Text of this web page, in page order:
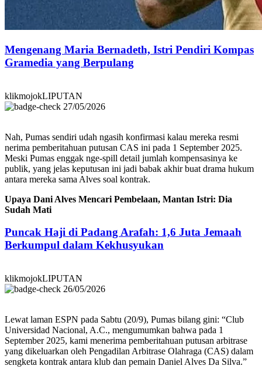
Mengenang Maria Bernadeth, Istri Pendiri Kompas
Gramedia yang Berpulang
klikmojokLIPUTAN
27/05/2026
Nah, Pumas sendiri udah ngasih konfirmasi kalau mereka resmi
nerima pemberitahuan putusan CAS ini pada 1 September 2025.
Meski Pumas enggak nge-spill detail jumlah kompensasinya ke
publik, yang jelas keputusan ini jadi babak akhir buat drama hukum
antara mereka sama Alves soal kontrak.
Upaya Dani Alves Mencari Pembelaan, Mantan Istri: Dia
Sudah Mati
Puncak Haji di Padang Arafah: 1,6 Juta Jemaah
Berkumpul dalam Kekhusyukan
klikmojokLIPUTAN
26/05/2026
Lewat laman ESPN pada Sabtu (20/9), Pumas bilang gini: “Club
Universidad Nacional, A.C., mengumumkan bahwa pada 1
September 2025, kami menerima pemberitahuan putusan arbitrase
yang dikeluarkan oleh Pengadilan Arbitrase Olahraga (CAS) dalam
sengketa kontrak antara klub dan pemain Daniel Alves Da Silva.”